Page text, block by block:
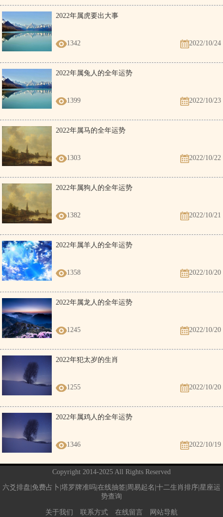
2022年属虎要出大事
1342 2022/10/24
2022年属兔人的全年运势
1399 2022/10/23
2022年属马的全年运势
1303 2022/10/22
2022年属狗人的全年运势
1382 2022/10/21
2022年属羊人的全年运势
1358 2022/10/20
2022年属龙人的全年运势
1245 2022/10/20
2022年犯太岁的生肖
1255 2022/10/20
2022年属鸡人的全年运势
1346 2022/10/19
Copyright 2014-2025 All Rights Reserved
六爻排盘|免费占卜|塔罗牌准吗|在线抽签|周易起名|十二生肖排序|星座运
势查询
关于我们 联系方式 在线留言 网站导航